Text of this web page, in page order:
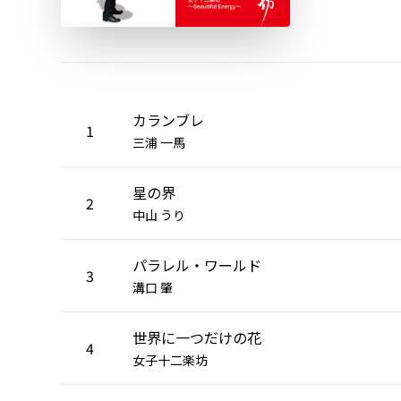
1 カランブレ
三浦 一馬
2 星の界
中山 うり
3 パラレル・ワールド
溝口 肇
4 世界に一つだけの花
女子十二楽坊